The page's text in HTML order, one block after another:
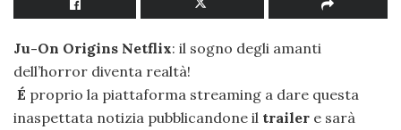
Ju-On Origins Netflix: il sogno degli amanti
dell’horror diventa realtà!
É proprio la piattaforma streaming a dare questa
inaspettata notizia pubblicandone il trailer e sarà